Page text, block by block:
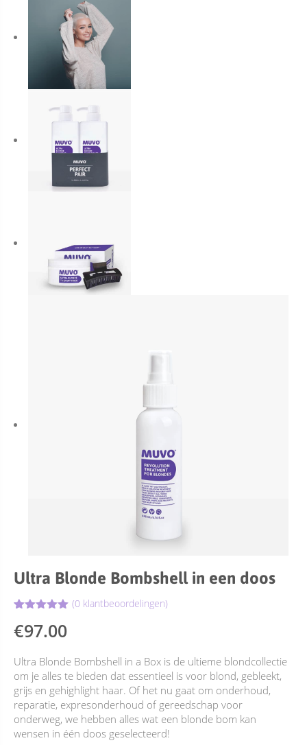
Ultra Blonde Bombshell in een doos
5.00op 5
gebaseerd
waarderingen
(0 klantbeoordelingen)
€97.00
Ultra Blonde Bombshell in a Box is de ultieme blondcollectie
om je alles te bieden dat essentieel is voor blond, gebleekt,
grijs en gehighlight haar. Of het nu gaat om onderhoud,
reparatie, expresonderhoud of gereedschap voor
onderweg, we hebben alles wat een blonde bom kan
wensen in één doos geselecteerd!